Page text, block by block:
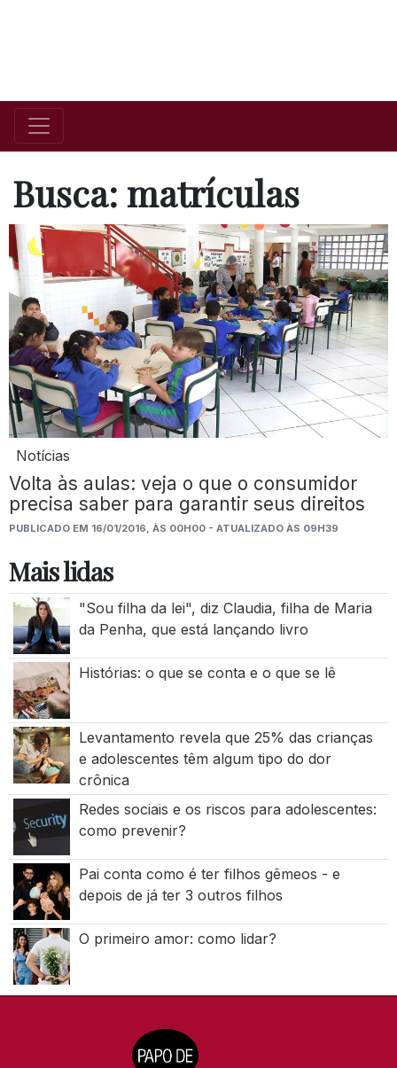
Busca: matrículas
Notícias
Volta às aulas: veja o que o consumidor
precisa saber para garantir seus direitos
PUBLICADO EM 16/01/2016, ÀS 00H00 - ATUALIZADO ÀS 09H39
Mais lidas
"Sou filha da lei", diz Claudia, filha de Maria
da Penha, que está lançando livro
Histórias: o que se conta e o que se lê
Levantamento revela que 25% das crianças
e adolescentes têm algum tipo do dor
crônica
Redes sociais e os riscos para adolescentes:
como prevenir?
Pai conta como é ter filhos gêmeos - e
depois de já ter 3 outros filhos
O primeiro amor: como lidar?